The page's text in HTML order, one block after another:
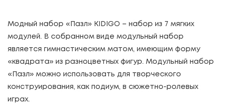
Модный набор «Пазл» KIDIGO – набор из 7 мягких
модулей. В собранном виде модульный набор
является гимнастическим матом, имеющим форму
«квадрата» из разноцветных фигур. Модульный набор
«Пазл» можно использовать для творческого
конструирования, как подиум, в сюжетно-ролевых
играх.